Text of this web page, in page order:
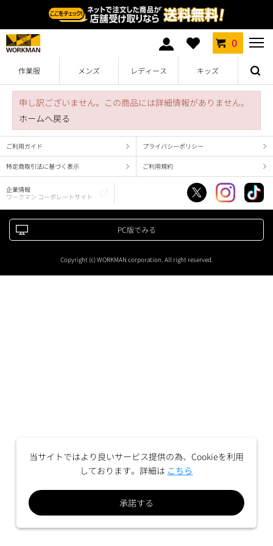
0
作業服 メンズ レディース キッズ
申し訳ございません。この商品には詳細情報がありません。
ホームへ戻る
ご利用ガイド プライバシーポリシー
特定商取引法に基づく表示 ご利用規約
企業情報
ワークマン コーポレートサイト
PC版でみる
Copyright (c) WORKMAN corporation. All right reserved.
当サイトではより良いサービス提供の為、Cookieを利用
しております。詳細は こちら
承諾する